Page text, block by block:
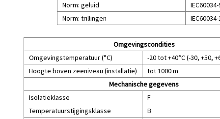
Norm: geluid
Norm: trillingen
Omgevingscondities
Omgevingstemperatuur (°C)
-20 tot +40°C (-30, +50,
Hoogte boven zeeniveau (installatie)
tot 1000 m
Mechanische gegevens
Isolatieklasse
F
Temperatuurstijgingsklasse
B